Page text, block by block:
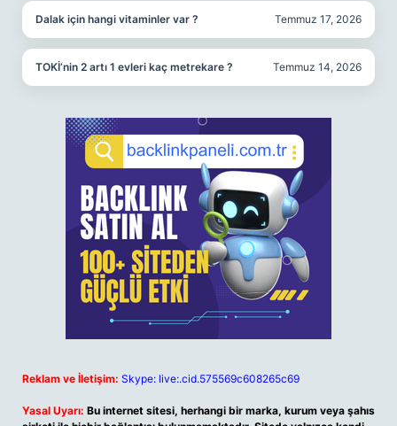
Dalak için hangi vitaminler var ? Temmuz 17, 2026
TOKİ’nin 2 artı 1 evleri kaç metrekare ? Temmuz 14, 2026
Reklam ve İletişim: Skype: live:.cid.575569c608265c69
Yasal Uyarı: Bu internet sitesi, herhangi bir marka, kurum veya şahıs